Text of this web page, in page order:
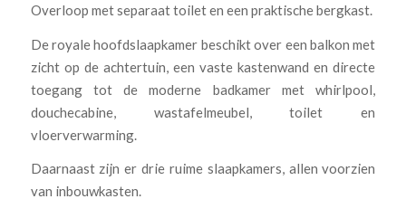
Overloop met separaat toilet en een praktische bergkast.
De royale hoofdslaapkamer beschikt over een balkon met
zicht op de achtertuin, een vaste kastenwand en directe
toegang tot de moderne badkamer met whirlpool,
douchecabine, wastafelmeubel, toilet en
vloerverwarming.
Daarnaast zijn er drie ruime slaapkamers, allen voorzien
van inbouwkasten.